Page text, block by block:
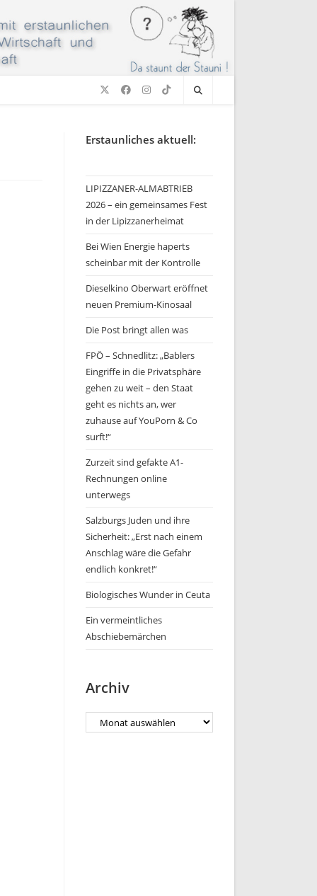
Erstaunliches aktuell:
LIPIZZANER-ALMABTRIEB
2026 – ein gemeinsames Fest
in der Lipizzanerheimat
Bei Wien Energie haperts
scheinbar mit der Kontrolle
Dieselkino Oberwart eröffnet
neuen Premium-Kinosaal
Die Post bringt allen was
FPÖ – Schnedlitz: „Bablers
Eingriffe in die Privatsphäre
gehen zu weit – den Staat
geht es nichts an, wer
zuhause auf YouPorn & Co
surft!“
Zurzeit sind gefakte A1-
Rechnungen online
unterwegs
Salzburgs Juden und ihre
Sicherheit: „Erst nach einem
Anschlag wäre die Gefahr
endlich konkret!“
Biologisches Wunder in Ceuta
Ein vermeintliches
Abschiebemärchen
Archiv
Archiv